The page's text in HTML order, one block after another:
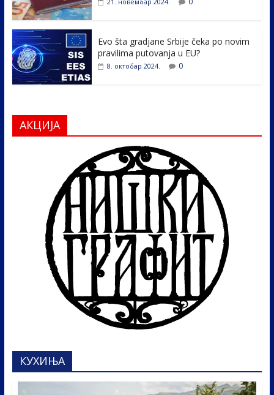
Evo šta gradjane Srbije čeka po novim
pravilima putovanja u EU?
8. октобар 2024. 0
АКЦИЈА
КУХИЊА